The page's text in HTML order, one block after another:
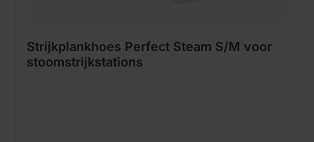
Strijkplankhoes Perfect Steam S/M voor
stoomstrijkstations